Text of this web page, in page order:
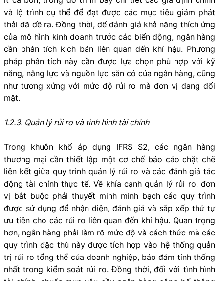
và lộ trình cụ thể để đạt được các mục tiêu giảm phát
thải đã đề ra. Đồng thời, để đánh giá khả năng thích ứng
của mô hình kinh doanh trước các biến động, ngân hàng
cần phân tích kịch bản liên quan đến khí hậu. Phương
pháp phân tích này cần được lựa chọn phù hợp với kỹ
năng, năng lực và nguồn lực sẵn có của ngân hàng, cũng
như tương xứng với mức độ rủi ro mà đơn vị đang đối
mặt.
1.2.3. Quản lý rủi ro và tình hình tài chính
Trong khuôn khổ áp dụng IFRS S2, các ngân hàng
thương mại cần thiết lập một cơ chế báo cáo chặt chẽ
liên kết giữa quy trình quản lý rủi ro và các đánh giá tác
động tài chính thực tế. Về khía cạnh quản lý rủi ro, đơn
vị bắt buộc phải thuyết minh minh bạch các quy trình
được sử dụng để nhận diện, đánh giá và sắp xếp thứ tự
ưu tiên cho các rủi ro liên quan đến khí hậu. Quan trọng
hơn, ngân hàng phải làm rõ mức độ và cách thức mà các
quy trình đặc thù này được tích hợp vào hệ thống quản
trị rủi ro tổng thể của doanh nghiệp, bảo đảm tính thống
nhất trong kiểm soát rủi ro. Đồng thời, đối với tình hình